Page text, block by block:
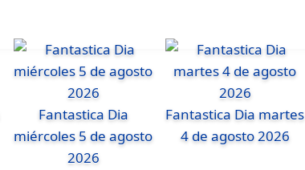
Fantastica Dia
miércoles 5 de agosto
2026
Fantastica Dia martes
4 de agosto 2026